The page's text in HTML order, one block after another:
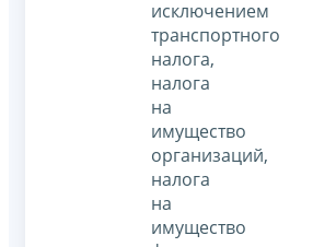
исключением
транспортного
налога,
налога
на
имущество
организаций,
налога
на
имущество